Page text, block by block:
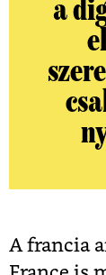
a
A francia